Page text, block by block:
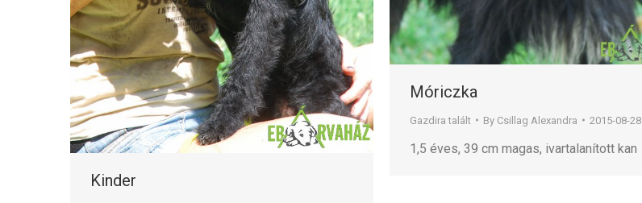
Móriczka
Gazdira talált By Csillag Alexandra 2015-08-28
1,5 éves, 39 cm magas, ivartalanított kan
Kinder